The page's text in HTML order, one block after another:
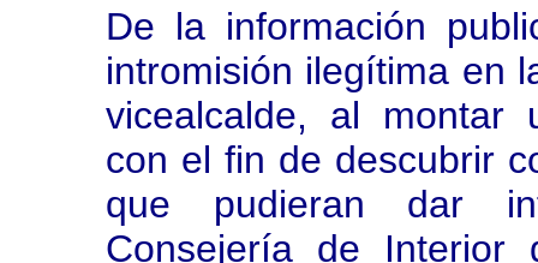
De la información
intromisión ilegítima en
vicealcalde, al montar
con el fin de descubrir
que pudieran dar
Consejería de Interior